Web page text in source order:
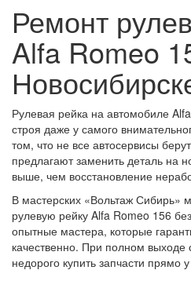
Ремонт
Alfa Romeo
Рулевая рейка на автомобиле
строя даже у самого
том, что не все автосервисы
предлагают заменить деталь на
выше, чем восстановление
В мастерских «Вольтаж Сибирь»
рулевую рейку Alfa Romeo 156
опытные мастера, которые
качественно. При полном
недорого купить запчасти прямо